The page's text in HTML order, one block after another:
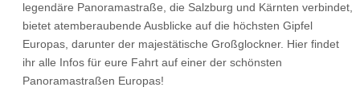
legendäre Panoramastraße, die Salzburg und Kärnten verbindet,
bietet atemberaubende Ausblicke auf die höchsten Gipfel
Europas, darunter der majestätische Großglockner. Hier findet
ihr alle Infos für eure Fahrt auf einer der schönsten
Panoramastraßen Europas!